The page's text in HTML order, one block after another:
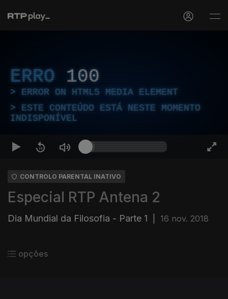
ERRO 100
ERROR ON HTML5 MEDIA ELEMENT
ESTE CONTEÚDO ESTÁ NESTE MOMENTO
INDISPONÍVEL
CONTROLO PARENTAL INATIVO
Especial RTP Antena 2
Dia Mundial da Filosofia - Parte 1 16 nov. 2018
opções